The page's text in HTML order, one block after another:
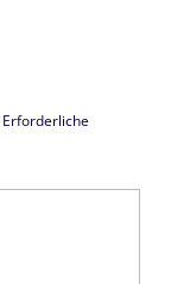
Erforderliche